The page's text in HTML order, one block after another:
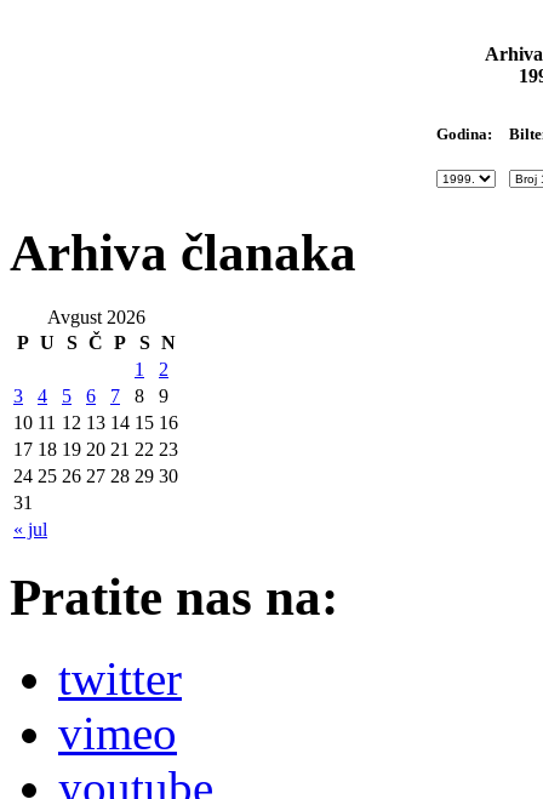
Godina:
Arhiva članaka
Avgust 2026
P U S Č P S N
« jul
1
2
3
4 5 6 7 8
9
10 11 12 13 14 15 16
17 18 19 20 21 22 23
24 25 26 27 28 29 30
31
Pratite nas na:
twitter
vimeo
youtube